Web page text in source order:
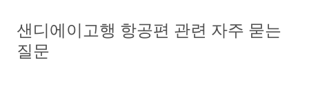
샌디에이고행 항공편 관련 자주 묻는
질문